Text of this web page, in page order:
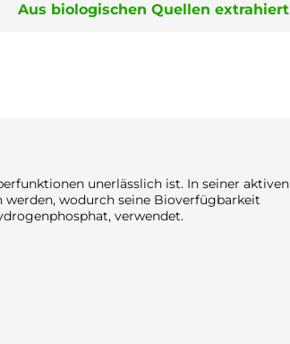
Aus biologischen Quellen extrahiert
unerlässlich ist. In seiner aktiven
wodurch seine Bioverfügbarkeit
verwendet.